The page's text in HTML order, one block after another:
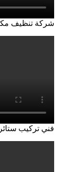
شركة تنظيف
فني تركيب